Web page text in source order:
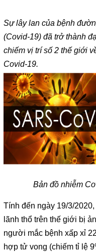
Sự lây lan của bệnh
(Covid-19) đã trở thành
chiếm vị trí số 2 thế giới
Covid-19.
Bản đồ nhiễm
Tính đến ngày 19/3/
lãnh thổ trên thế giới bị
người mắc bệnh xấp xỉ
hợp tử vong (chiếm tỉ lệ